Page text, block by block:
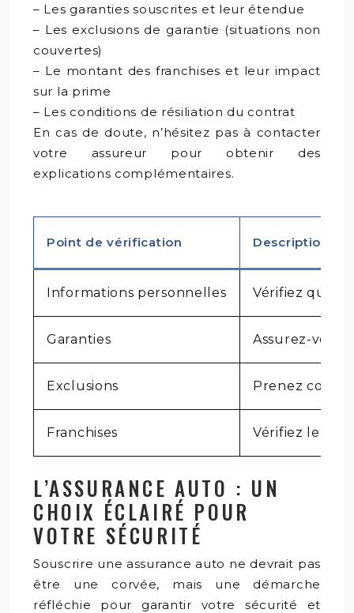
– Les garanties souscrites et leur étendue
– Les exclusions de garantie (situations non
couvertes)
– Le montant des franchises et leur impact
sur la prime
– Les conditions de résiliation du contrat
En cas de doute, n’hésitez pas à contacter
votre assureur pour obtenir des
explications complémentaires.
Point de vérification Description
Informations personnelles Vérifiez que
Garanties Assurez-vous
Exclusions Prenez
Franchises Vérifiez le
L’ASSURANCE AUTO : UN
CHOIX ÉCLAIRÉ POUR
VOTRE SÉCURITÉ
Souscrire une assurance auto ne devrait pas
être une corvée, mais une démarche
réfléchie pour garantir votre sécurité et